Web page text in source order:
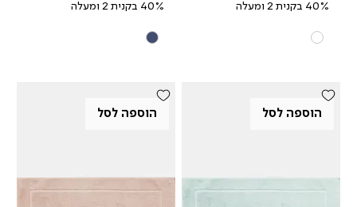
40% בקנית 2 ומעלה
40% בקנית 2 ומעלה
הוספה לסל הוספה לסל